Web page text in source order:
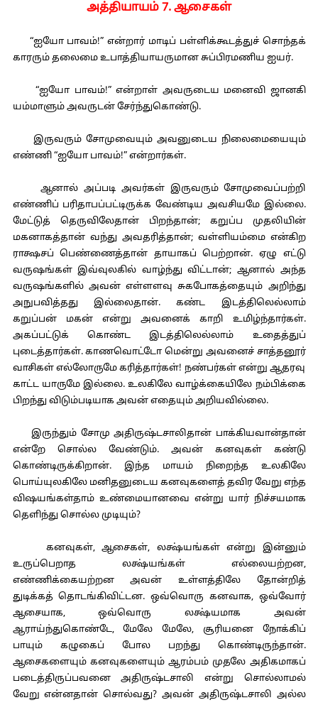
அத்தியாயம் 7. ஆசைகள்
“ஐயோ பாவம்!” என்றார் மாடிப் பள்ளிக்கூடத்துச் சொந்தக்
காரரும் தலைமை உபாத்தியாயருமான சுப்பிரமணிய ஐயர்.
“ஐயோ பாவம்!” என்றாள் அவருடைய மனைவி ஜானகி
யம்மாளும் அவருடன் சேர்ந்துகொண்டு.
இருவரும் சோமுவையும் அவனுடைய நிலைமையையும்
எண்ணி “ஐயோ பாவம்!” என்றார்கள்.
ஆனால் அப்படி அவர்கள் இருவரும் சோமுவைப்பற்றி
எண்ணிப் பரிதாபப்பட்டிருக்க வேண்டிய அவசியமே இல்லை.
மேட்டுத் தெருவிலேதான் பிறந்தான்; கறுப்ப முதலியின்
மகனாகத்தான் வந்து அவதரித்தான்; வள்ளியம்மை என்கிற
ராக்ஷசப் பெண்ணைத்தான் தாயாகப் பெற்றான். ஏழு எட்டு
வருஷங்கள் இவ்வுலகில் வாழ்ந்து விட்டான்; ஆனால் அந்த
வருஷங்களில் அவன் எள்ளளவு சுகபோகத்தையும் அறிந்து
அநுபவித்தது இல்லைதான். கண்ட இடத்திலெல்லாம்
கறுப்பன் மகன் என்று அவனைக் காறி உமிழ்ந்தார்கள்.
அகப்பட்டுக் கொண்ட இடத்திலெல்லாம் உதைத்துப்
புடைத்தார்கள். காணவொட்டோ மென்று அவனைச் சாத்தனூர்
வாசிகள் எல்லோருமே கரித்தார்கள்! நண்பர்கள் என்று ஆதரவு
காட்ட யாருமே இல்லை. உலகிலே வாழ்க்கையிலே நம்பிக்கை
பிறந்து விடும்படியாக அவன் எதையும் அறியவில்லை.
இருந்தும் சோமு அதிருஷ்டசாலிதான் பாக்கியவான்தான்
என்றே சொல்ல வேண்டும். அவன் கனவுகள் கண்டு
கொண்டிருக்கிறான். இந்த மாயம் நிறைந்த உலகிலே
பொய்யுலகிலே மனிதனுடைய கனவுகளைத் தவிர வேறு எந்த
விஷயங்கள்தாம் உண்மையானவை என்று யார் நிச்சயமாக
தெளிந்து சொல்ல முடியும்?
கனவுகள், ஆசைகள், லக்ஷ்யங்கள் என்று இன்னும்
உருப்பெறாத லக்ஷ்யங்கள் எல்லையற்றன,
எண்ணிக்கையற்றன அவன் உள்ளத்திலே தோன்றித்
துடிக்கத் தொடங்கிவிட்டன. ஒவ்வொரு கனவாக, ஒவ்வோர்
ஆசையாக, ஒவ்வொரு லக்ஷ்யமாக அவன்
ஆராய்ந்துகொண்டே, மேலே மேலே, சூரியனை நோக்கிப்
பாயும் கழுகைப் போல பறந்து கொண்டிருந்தான்.
ஆசைகளையும் கனவுகளையும் ஆரம்பம் முதலே அதிகமாகப்
படைத்திருப்பவனை அதிருஷ்டசாலி என்று சொல்லாமல்
வேறு என்னதான் சொல்வது? அவன் அதிருஷ்டசாலி அல்ல